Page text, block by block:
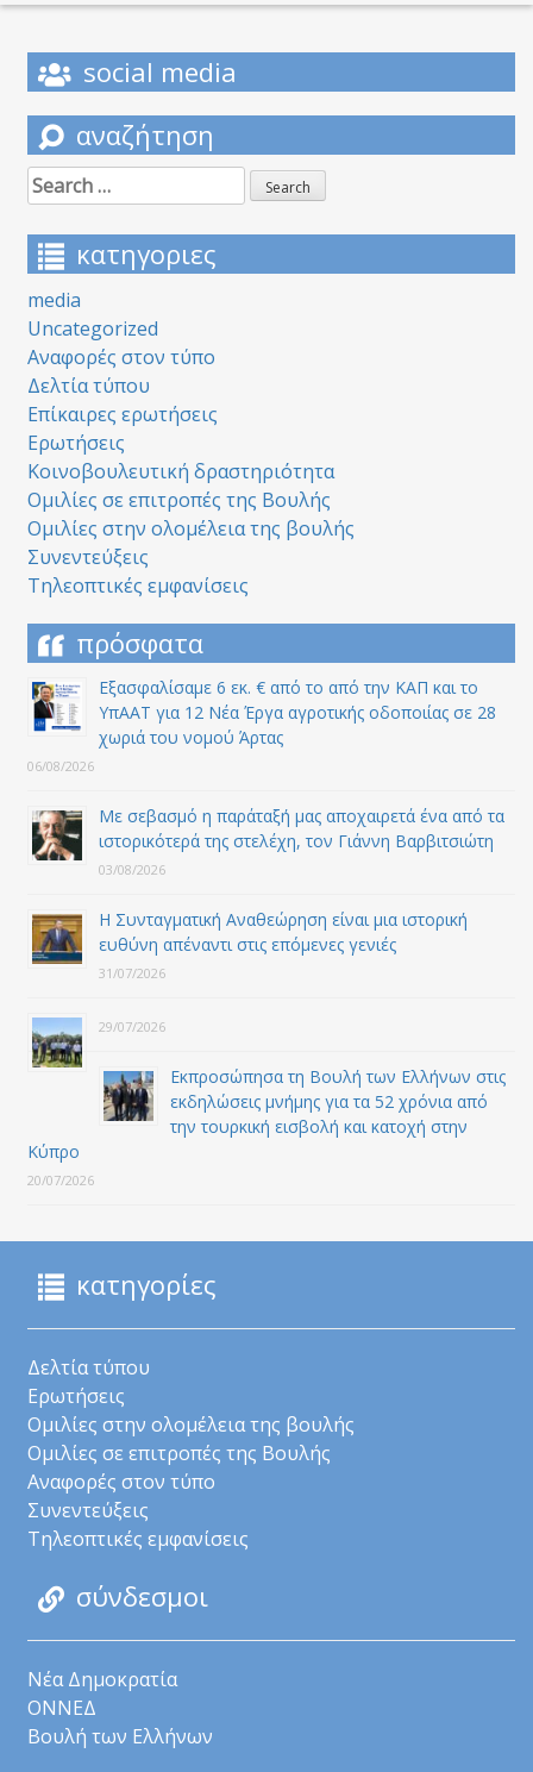
social media
αναζήτηση
Search
for:
κατηγοριες
media
Uncategorized
Αναφορές στον τύπο
Δελτία τύπου
Επίκαιρες ερωτήσεις
Ερωτήσεις
Κοινοβουλευτική δραστηριότητα
Ομιλίες σε επιτροπές της Βουλής
Ομιλίες στην ολομέλεια της βουλής
Συνεντεύξεις
Τηλεοπτικές εμφανίσεις
πρόσφατα
Εξασφαλίσαμε 6 εκ. € από το από την ΚΑΠ και το
ΥπΑΑΤ για 12 Nέα Έργα αγροτικής οδοποιίας σε 28
χωριά του νομού Άρτας
06/08/2026
Με σεβασμό η παράταξή μας αποχαιρετά ένα από τα
ιστορικότερά της στελέχη, τον Γιάννη Βαρβιτσιώτη
03/08/2026
Η Συνταγματική Αναθεώρηση είναι μια ιστορική
ευθύνη απέναντι στις επόμενες γενιές
31/07/2026
29/07/2026
Εκπροσώπησα τη Βουλή των Ελλήνων στις
εκδηλώσεις μνήμης για τα 52 χρόνια από
την τουρκική εισβολή και κατοχή στην
Κύπρο
20/07/2026
κατηγορίες
Δελτία τύπου
Ερωτήσεις
Ομιλίες στην ολομέλεια της βουλής
Ομιλίες σε επιτροπές της Βουλής
Αναφορές στον τύπο
Συνεντεύξεις
Τηλεοπτικές εμφανίσεις
σύνδεσμοι
Νέα Δημοκρατία
ΟΝΝΕΔ
Βουλή των Ελλήνων